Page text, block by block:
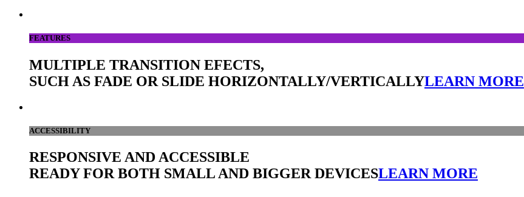
FEATURES
MULTIPLE TRANSITION EFECTS,
SUCH AS FADE OR SLIDE HORIZONTALLY/VERTICALLYLEARN MORE
ACCESSIBILITY
RESPONSIVE AND ACCESSIBLE
READY FOR BOTH SMALL AND BIGGER DEVICESLEARN MORE